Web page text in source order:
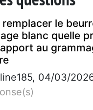
remplacer le
blanc quelle
au
04/03/